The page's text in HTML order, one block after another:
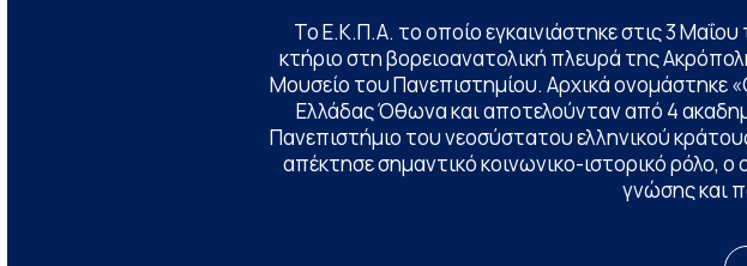
Το Ε.Κ.Π.Α. το οποίο εγκαινιάστηκε στις 3
κτήριο στη βορειοανατολική πλευρά της
Μουσείο του Πανεπιστημίου. Αρχικά
Ελλάδας Όθωνα και αποτελούνταν από 4
Πανεπιστήμιο του νεοσύστατου ελληνικού
απέκτησε σημαντικό κοινωνικο-ιστορικό ρόλο,
γνώσης και